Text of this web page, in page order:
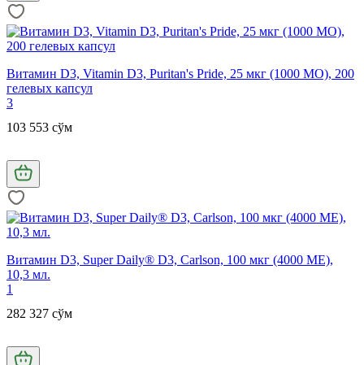
Витамин D3, Vitamin D3, Puritan's Pride, 25 мкг (1000 МО), 200
гелевых капсул
3
103 553 сўм
Витамин D3, Super Daily® D3, Carlson, 100 мкг (4000 МЕ),
10,3 мл.
1
282 327 сўм